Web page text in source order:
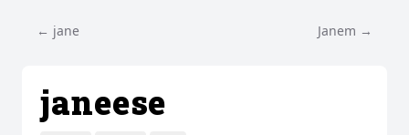
← jane Janem →
janeese